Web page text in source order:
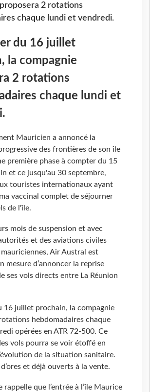
2 rotations
chaque lundi et vendredi.
du 16 juillet
la compagnie
2 rotations
chaque lundi et
Mauricien a annoncé la
des frontières de son île
première phase à compter du 15
et ce jusqu'au 30 septembre,
touristes internationaux ayant
vaccinal complet de séjourner
de l'île.
mois de suspension et avec
autorités et des aviations civiles
Air Austral est
mesure d’annoncer la reprise
ses vols directs entre La Réunion
16 juillet prochain, la compagnie
hebdomadaires chaque
opérées en ATR 72-500. Ce
vols pourra se voir étoffé en
de la situation sanitaire.
et déjà ouverts à la vente.
rappelle que l’entrée à l’île Maurice